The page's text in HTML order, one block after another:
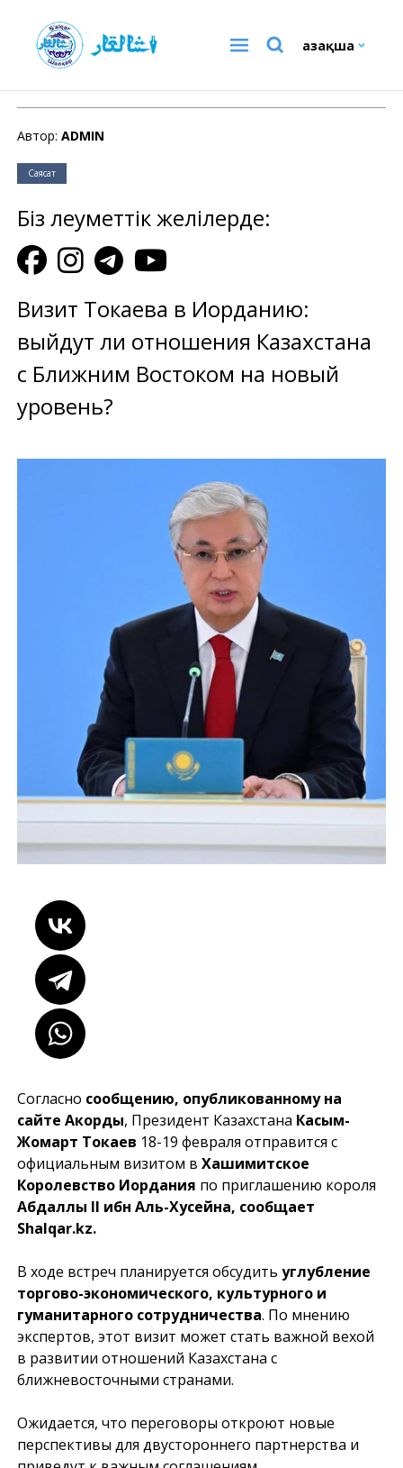
Қазақша
Автор: ADMIN
Саясат
Біз әлеуметтік желілерде:
Визит Токаева в Иорданию:
выйдут ли отношения Казахстана
с Ближним Востоком на новый
уровень?
Согласно сообщению, опубликованному на
сайте Акорды, Президент Казахстана Касым-
Жомарт Токаев 18-19 февраля отправится с
официальным визитом в Хашимитское
Королевство Иордания по приглашению короля
Абдаллы II ибн Аль-Хусейна, сообщает
Shalqar.kz.
В ходе встреч планируется обсудить углубление
торгово-экономического, культурного и
гуманитарного сотрудничества. По мнению
экспертов, этот визит может стать важной вехой
в развитии отношений Казахстана с
ближневосточными странами.
Ожидается, что переговоры откроют новые
перспективы для двустороннего партнерства и